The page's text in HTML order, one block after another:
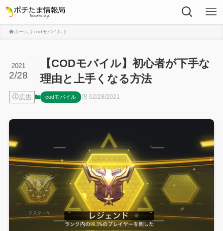
ホーム codモバイル
【CODモバイル】初心者が下手な
理由と上手くなる方法
2021
2/28
広告 codモバイル 02/28/2021